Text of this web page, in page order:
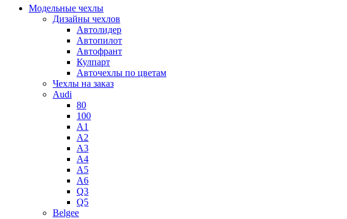
Модельные чехлы
Дизайны чехлов
Автолидер
Автопилот
Автофрант
Кулпарт
Авточехлы по цветам
Чехлы на заказ
Audi
80
100
A1
A2
A3
A4
A5
A6
Q3
Q5
Belgee